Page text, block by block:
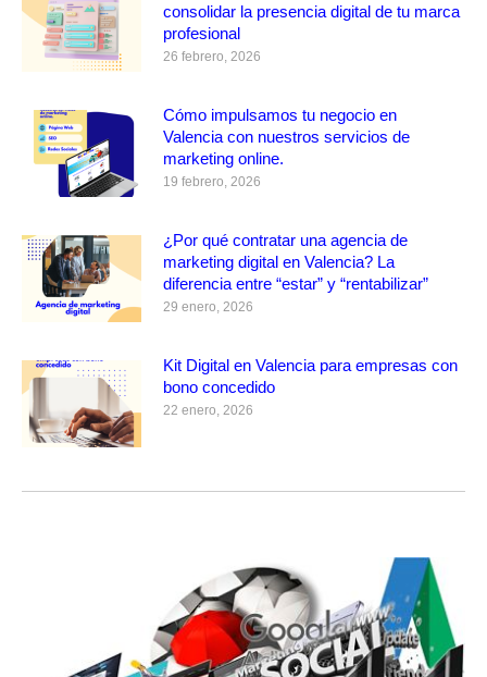
consolidar la presencia digital de tu marca
profesional
26 febrero, 2026
Cómo impulsamos tu negocio en
Valencia con nuestros servicios de
marketing online.
19 febrero, 2026
¿Por qué contratar una agencia de
marketing digital en Valencia? La
diferencia entre “estar” y “rentabilizar”
29 enero, 2026
Kit Digital en Valencia para empresas con
bono concedido
22 enero, 2026